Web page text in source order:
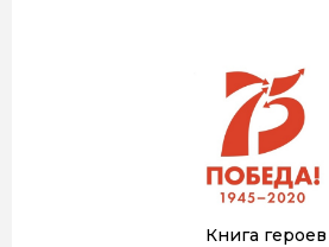
Книга героев